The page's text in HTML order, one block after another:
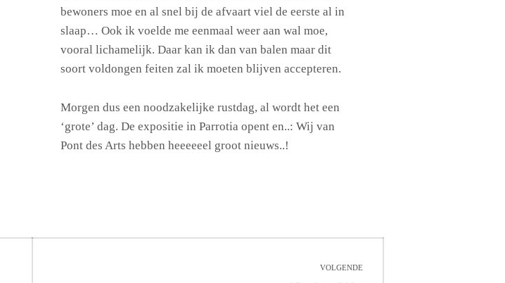
bewoners moe en al snel bij de afvaart viel de eerste al in
slaap… Ook ik voelde me eenmaal weer aan wal moe,
vooral lichamelijk. Daar kan ik dan van balen maar dit
soort voldongen feiten zal ik moeten blijven accepteren.
Morgen dus een noodzakelijke rustdag, al wordt het een
‘grote’ dag. De expositie in Parrotia opent en..: Wij van
Pont des Arts hebben heeeeeel groot nieuws..!
VOLGENDE